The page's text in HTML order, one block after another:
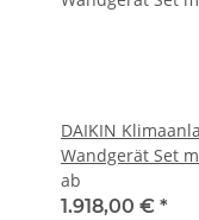
DAIKIN
Wandgerät Set
ab
1.918,00 € *